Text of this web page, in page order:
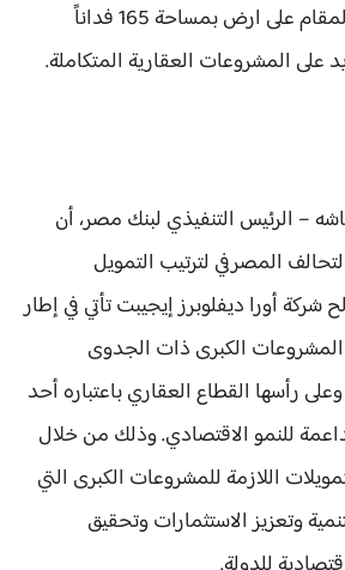
في السوق المصري والمقام على ارض بمساحة 165 فداناً
على المشروعات العقارية المتكاملة.
– الرئيس التنفيذي لبنك مصر، أن
المصرفي لترتيب التمويل
شركة أورا ديفلوبرز إيجيبت تأتي في إطار
الكبرى ذات الجدوى
وعلى رأسها القطاع العقاري باعتباره أحد
للنمو الاقتصادي. وذلك من خلال
اللازمة للمشروعات الكبرى التي
وتعزيز الاستثمارات وتحقيق